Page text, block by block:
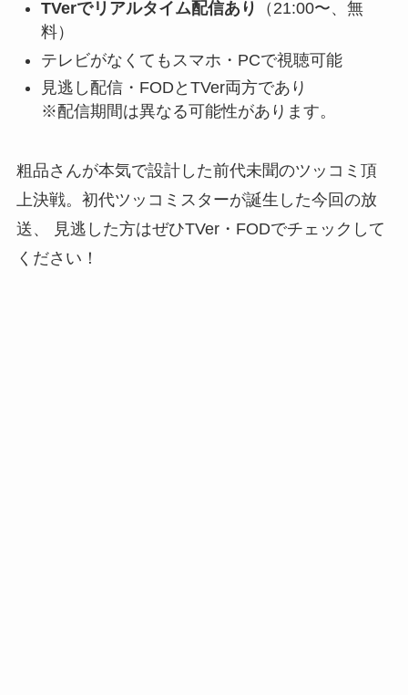
TVerでリアルタイム配信あり
（21:00〜、無
料）
テレビがなくてもスマホ・PCで視聴可能
見逃し配信・FODとTVer両方であり
※配信期間は異なる可能性があります。
粗品さんが本気で設計した前代未聞のツッコミ頂
上決戦。初代ツッコミスターが誕生した今回の放
送、 見逃した方はぜひTVer・FODでチェックして
ください！